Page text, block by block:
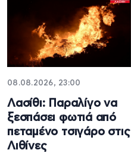
08.08.2026, 23:00
Λασίθι: Παραλίγο να
ξεσπάσει φωτιά από
πεταμένο τσιγάρο στις
Λιθίνες